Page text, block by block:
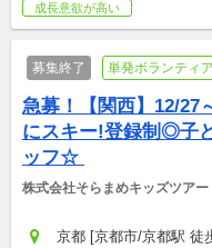
成長意欲が高い
募集終了 単発ボランティア
急募！【関西】12/27
にスキー!登録制◎子
株式会社そらまめキッズツアー
京都 [京都市/京都駅 徒